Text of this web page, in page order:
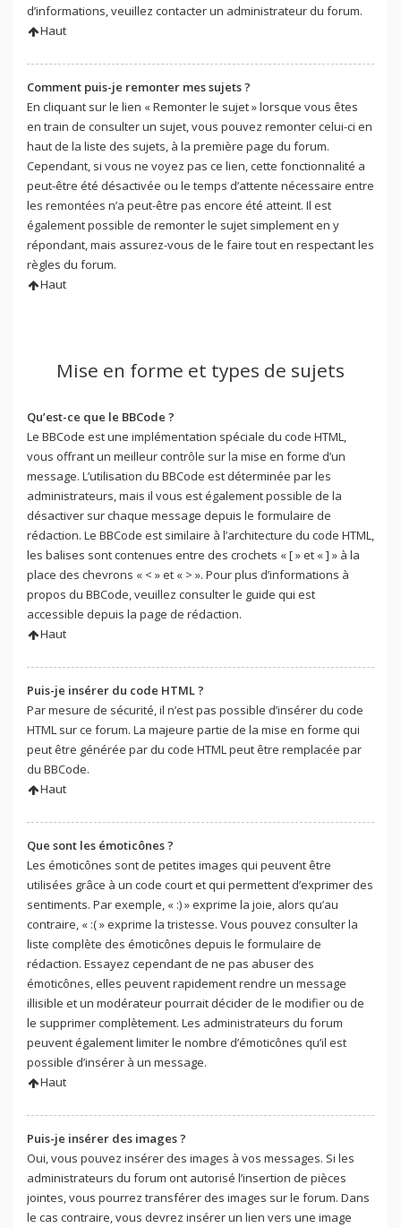
d’informations, veuillez contacter un administrateur du forum.
Haut
Comment puis-je remonter mes sujets ?
En cliquant sur le lien « Remonter le sujet » lorsque vous êtes
en train de consulter un sujet, vous pouvez remonter celui-ci en
haut de la liste des sujets, à la première page du forum.
Cependant, si vous ne voyez pas ce lien, cette fonctionnalité a
peut-être été désactivée ou le temps d’attente nécessaire entre
les remontées n’a peut-être pas encore été atteint. Il est
également possible de remonter le sujet simplement en y
répondant, mais assurez-vous de le faire tout en respectant les
règles du forum.
Haut
Mise en forme et types de sujets
Qu’est-ce que le BBCode ?
Le BBCode est une implémentation spéciale du code HTML,
vous offrant un meilleur contrôle sur la mise en forme d’un
message. L’utilisation du BBCode est déterminée par les
administrateurs, mais il vous est également possible de la
désactiver sur chaque message depuis le formulaire de
rédaction. Le BBCode est similaire à l’architecture du code HTML,
les balises sont contenues entre des crochets « [ » et « ] » à la
place des chevrons « < » et « > ». Pour plus d’informations à
propos du BBCode, veuillez consulter le guide qui est
accessible depuis la page de rédaction.
Haut
Puis-je insérer du code HTML ?
Par mesure de sécurité, il n’est pas possible d’insérer du code
HTML sur ce forum. La majeure partie de la mise en forme qui
peut être générée par du code HTML peut être remplacée par
du BBCode.
Haut
Que sont les émoticônes ?
Les émoticônes sont de petites images qui peuvent être
utilisées grâce à un code court et qui permettent d’exprimer des
sentiments. Par exemple, « :) » exprime la joie, alors qu’au
contraire, « :( » exprime la tristesse. Vous pouvez consulter la
liste complète des émoticônes depuis le formulaire de
rédaction. Essayez cependant de ne pas abuser des
émoticônes, elles peuvent rapidement rendre un message
illisible et un modérateur pourrait décider de le modifier ou de
le supprimer complètement. Les administrateurs du forum
peuvent également limiter le nombre d’émoticônes qu’il est
possible d’insérer à un message.
Haut
Puis-je insérer des images ?
Oui, vous pouvez insérer des images à vos messages. Si les
administrateurs du forum ont autorisé l’insertion de pièces
jointes, vous pourrez transférer des images sur le forum. Dans
le cas contraire, vous devrez insérer un lien vers une image